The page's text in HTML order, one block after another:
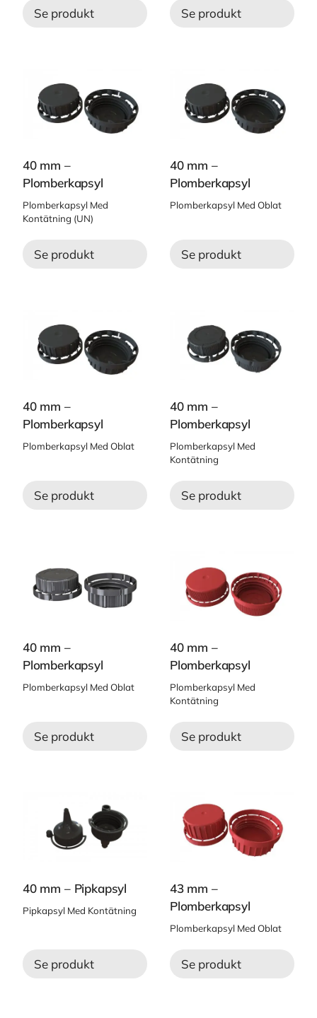
Se produkt Se produkt
40 mm –
Plomberkapsyl
Plomberkapsyl Med
Kontätning (UN)
Se produkt
40 mm –
Plomberkapsyl
Plomberkapsyl Med Oblat
Se produkt
40 mm –
Plomberkapsyl
Plomberkapsyl Med Oblat
Se produkt
40 mm –
Plomberkapsyl
Plomberkapsyl Med
Kontätning
Se produkt
40 mm –
Plomberkapsyl
Plomberkapsyl Med Oblat
Se produkt
40 mm –
Plomberkapsyl
Plomberkapsyl Med
Kontätning
Se produkt
40 mm – Pipkapsyl
Pipkapsyl Med Kontätning
Se produkt
43 mm –
Plomberkapsyl
Plomberkapsyl Med Oblat
Se produkt